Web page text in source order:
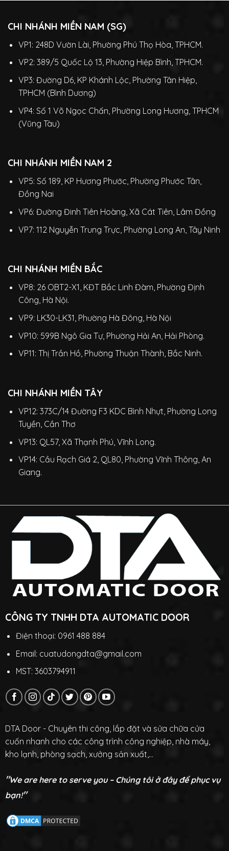
CHI NHÁNH MIỀN NAM (SG)
VP1: 248D Vườn Lài, Phường Phú Thọ Hòa, TPHCM.
VP2: 389/5 Quốc Lộ 13, Phường Hiệp Bình, TPHCM.
VP3: Đường D6, KP Khánh Lộc, Phường Tân Hiệp,
TPHCM (Bình Dương)
VP4: Số 1 Võ Ngọc Chấn, Phường Long Hương, TPHCM
(Vũng Tàu)
CHI NHÁNH MIỀN NAM 2
VP5: Số 189, KP Hương Phước, Phường Phước Tân,
Đồng Nai
VP6: Đường Đinh Tiên Hoàng, Xã Cát Tiên, Lâm Đồng
VP7: 112 Nguyễn Trung Trực, Phường Long An, Tây Ninh
CHI NHÁNH MIỀN BẮC
VP8: 26 OBT2-X1, KĐT Bắc Linh Đàm, Phường Định
Công, Hà Nội.
VP9: LK30-LK31, Phường Hà Đông, Hà Nội
VP10: 599B Ngô Gia Tự, Phường Hải An, Hải Phòng.
VP11: Thị Trần Hồ, Phường Thuận Thành, Bắc Ninh.
CHI NHÁNH MIỀN TÂY
VP12: 373C/14 Đường F3 KDC Bình Nhựt, Phường Long
Tuyền, Cần Thơ
VP13: QL57, Xã Thạnh Phú, Vĩnh Long.
VP14: Cầu Rạch Giá 2, QL80, Phường Vĩnh Thông, An
Giang.
CÔNG TY TNHH DTA AUTOMATIC DOOR
Điện thoại: 0961 488 884
Email: cuatudongdta@gmail.com
MST: 3603794911
DTA Door - Chuyên thi công, lắp đặt và sửa chữa cửa
cuốn nhanh cho các công trình công nghiệp, nhà máy,
kho lạnh, phòng sạch, xưởng sản xuất,...
"We are here to serve you – Chúng tôi ở đây để phục vụ
bạn!"